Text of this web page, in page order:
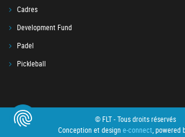
Cadres
Development Fund
Padel
Pickleball
© FLT - Tous droits réservés
Conception et design e-connect, powered